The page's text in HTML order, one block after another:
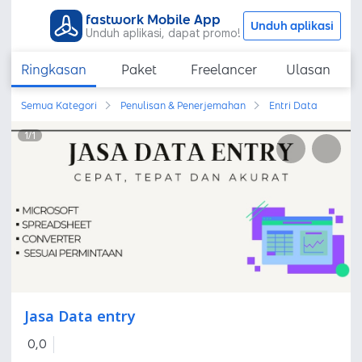
fastwork Mobile App
Unduh aplikasi, dapat promo! Unduh aplikasi
Ringkasan Paket Freelancer Ulasan
Semua Kategori Penulisan & Penerjemahan Entri Data
1/1
Jasa Data entry
0,0